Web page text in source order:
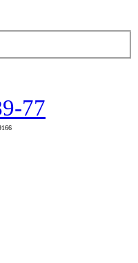
77